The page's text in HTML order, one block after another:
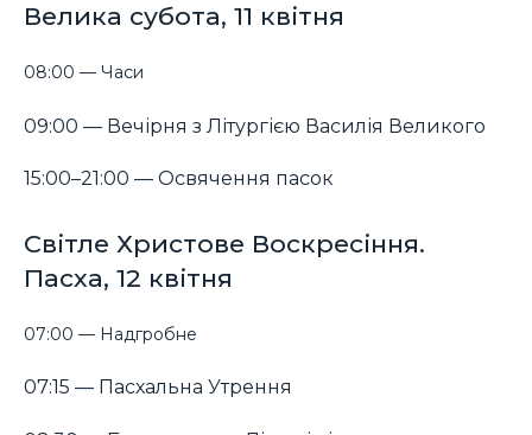
Велика субота, 11 квітня
08:00 — Часи
09:00 — Вечірня з Літургією Василія Великого
15:00–21:00 — Освячення пасок
Світле Христове Воскресіння.
Пасха, 12 квітня
07:00 — Надгробне
07:15 — Пасхальна Утрення